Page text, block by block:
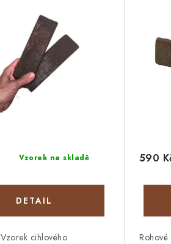
Vzorek na skladě
Vzorek cihlového
590